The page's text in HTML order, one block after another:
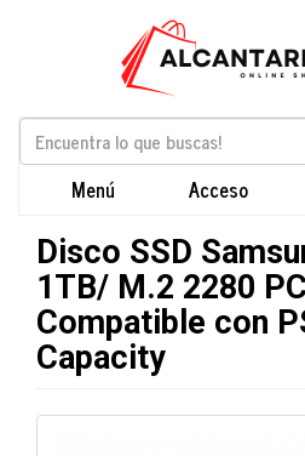
Menú Acceso
Disco SSD
1TB/ M.2 2280
Compatible con
Capacity